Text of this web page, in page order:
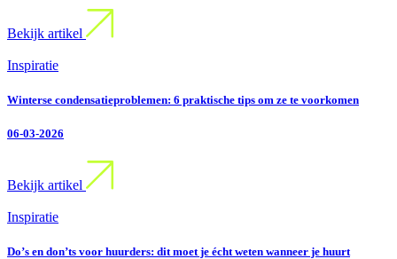
Bekijk artikel
Inspiratie
Winterse condensatieproblemen: 6 praktische tips om ze te voorkomen
06-03-2026
Bekijk artikel
Inspiratie
Do’s en don’ts voor huurders: dit moet je écht weten wanneer je huurt